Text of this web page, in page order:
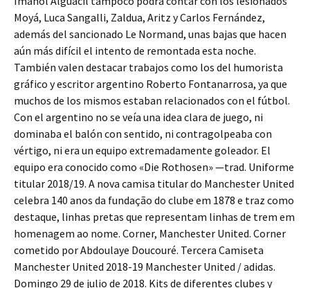
Moyá, Luca Sangalli, Zaldua, Aritz y Carlos Fernández,
además del sancionado Le Normand, unas bajas que hacen
aún más difícil el intento de remontada esta noche.
También valen destacar trabajos como los del humorista
gráfico y escritor argentino Roberto Fontanarrosa, ya que
muchos de los mismos estaban relacionados con el fútbol.
Con el argentino no se veía una idea clara de juego, ni
dominaba el balón con sentido, ni contragolpeaba con
vértigo, ni era un equipo extremadamente goleador. El
equipo era conocido como «Die Rothosen» —trad. Uniforme
titular 2018/19. A nova camisa titular do Manchester United
celebra 140 anos da fundação do clube em 1878 e traz como
destaque, linhas pretas que representam linhas de trem em
homenagem ao nome. Corner, Manchester United. Corner
cometido por Abdoulaye Doucouré. Tercera Camiseta
Manchester United 2018-19 Manchester United / adidas.
Domingo 29 de julio de 2018. Kits de diferentes clubes y